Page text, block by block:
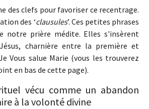
des clefs pour favoriser ce recentrage.
des ‘clausules’. Ces petites phrases
notre prière médite. Elles s'insèrent
charnière entre la première et
Vous salue Marie (vous les trouverez
en bas de cette page).
vécu comme un abandon
à la volonté divine